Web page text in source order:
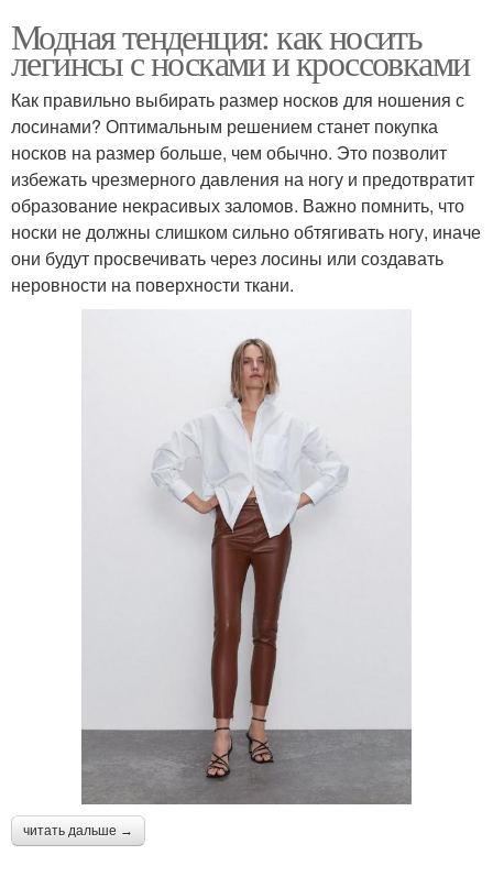
Модная тенденция: как носить
легинсы с носками и кроссовками
Как правильно выбирать размер носков для ношения с
лосинами? Оптимальным решением станет покупка
носков на размер больше, чем обычно. Это позволит
избежать чрезмерного давления на ногу и предотвратит
образование некрасивых заломов. Важно помнить, что
носки не должны слишком сильно обтягивать ногу, иначе
они будут просвечивать через лосины или создавать
неровности на поверхности ткани.
читать дальше →